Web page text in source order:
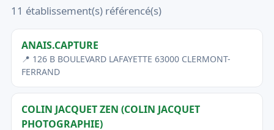
11 établissement(s) référencé(s)
ANAIS.CAPTURE
📍 126 B BOULEVARD LAFAYETTE 63000 CLERMONT-
FERRAND
COLIN JACQUET ZEN (COLIN JACQUET
PHOTOGRAPHIE)